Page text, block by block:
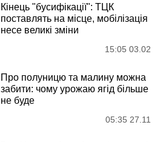
Кінець "бусифікації": ТЦК
поставлять на місце, мобілізація
несе великі зміни
15:05 03.02
Про полуницю та малину можна
забити: чому урожаю ягід більше
не буде
05:35 27.11